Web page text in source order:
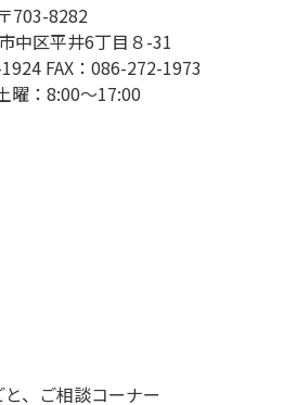
〒703-8282
中区平井6丁目８-31
FAX：086-272-1973
曜：8:00〜17:00
、ご相談コーナー